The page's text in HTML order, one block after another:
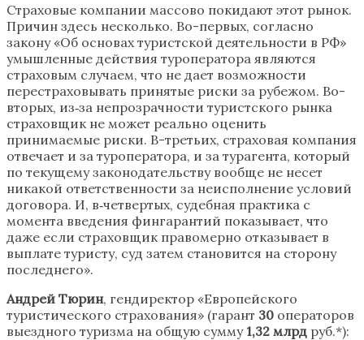
Страховые компании массово покидают этот рынок.
Причин здесь несколько. Во-первых, согласно
закону «Об основах туристской деятельности в РФ»
умышленные действия туроператора являются
страховым случаем, что не дает возможности
перестраховывать принятые риски за рубежом. Во-
вторых, из‑за непрозрачности туристского рынка
страховщик не может реально оценить
принимаемые риски. В-третьих, страховая компания
отвечает и за туроператора, и за турагента, который
по текущему законодательству вообще не несет
никакой ответственности за неисполнение условий
договора. И, в‑четвертых, судебная практика с
момента введения фингарантий показывает, что
даже если страховщик правомерно отказывает в
выплате туристу, суд затем становится на сторону
последнего».
Андрей Тюрин, гендиректор «Европейского
туристического страхования» (гарант 30 операторов
выездного туризма на общую сумму 1,32 млрд руб.*):